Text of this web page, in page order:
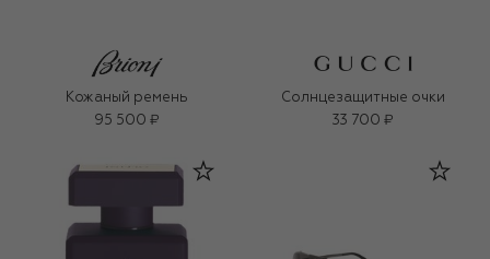
Кожаный ремень
95 500 ₽
Солнцезащитные очки
33 700 ₽